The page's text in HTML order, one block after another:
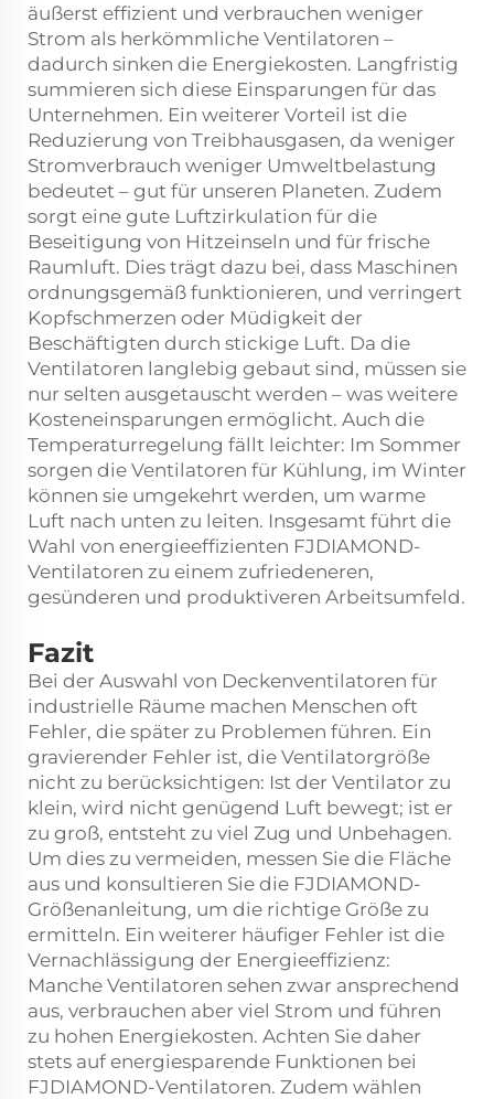
äußerst effizient und verbrauchen weniger
Strom als herkömmliche Ventilatoren –
dadurch sinken die Energiekosten. Langfristig
summieren sich diese Einsparungen für das
Unternehmen. Ein weiterer Vorteil ist die
Reduzierung von Treibhausgasen, da weniger
Stromverbrauch weniger Umweltbelastung
bedeutet – gut für unseren Planeten. Zudem
sorgt eine gute Luftzirkulation für die
Beseitigung von Hitzeinseln und für frische
Raumluft. Dies trägt dazu bei, dass Maschinen
ordnungsgemäß funktionieren, und verringert
Kopfschmerzen oder Müdigkeit der
Beschäftigten durch stickige Luft. Da die
Ventilatoren langlebig gebaut sind, müssen sie
nur selten ausgetauscht werden – was weitere
Kosteneinsparungen ermöglicht. Auch die
Temperaturregelung fällt leichter: Im Sommer
sorgen die Ventilatoren für Kühlung, im Winter
können sie umgekehrt werden, um warme
Luft nach unten zu leiten. Insgesamt führt die
Wahl von energieeffizienten FJDIAMOND-
Ventilatoren zu einem zufriedeneren,
gesünderen und produktiveren Arbeitsumfeld.
Fazit
Bei der Auswahl von Deckenventilatoren für
industrielle Räume machen Menschen oft
Fehler, die später zu Problemen führen. Ein
gravierender Fehler ist, die Ventilatorgröße
nicht zu berücksichtigen: Ist der Ventilator zu
klein, wird nicht genügend Luft bewegt; ist er
zu groß, entsteht zu viel Zug und Unbehagen.
Um dies zu vermeiden, messen Sie die Fläche
aus und konsultieren Sie die FJDIAMOND-
Größenanleitung, um die richtige Größe zu
ermitteln. Ein weiterer häufiger Fehler ist die
Vernachlässigung der Energieeffizienz:
Manche Ventilatoren sehen zwar ansprechend
aus, verbrauchen aber viel Strom und führen
zu hohen Energiekosten. Achten Sie daher
stets auf energiesparende Funktionen bei
FJDIAMOND-Ventilatoren. Zudem wählen